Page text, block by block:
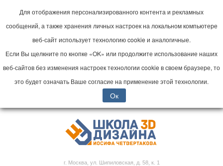
Для отображения персонализированного контента и рекламных
сообщений, а также хранения личных настроек на локальном компьютере
веб-сайт использует технологию cookie и аналогичные.
Если Вы щелкните по кнопке «OK» или продолжите использование наших
веб-сайтов без изменения настроек технологии cookie в своем браузере, то
это будет означать Ваше согласие на применение этой технологии.
Ок
г. Москва, ул. Шипиловская, д. 58, к. 1